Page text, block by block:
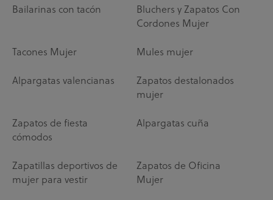
Bailarinas con tacón
Bluchers y Zapatos Con
Cordones Mujer
Tacones Mujer Mules mujer
Alpargatas valencianas
Zapatos destalonados
mujer
Zapatos de fiesta
cómodos
Alpargatas cuña
Zapatillas deportivos de
mujer para vestir
Zapatos de Oficina
Mujer